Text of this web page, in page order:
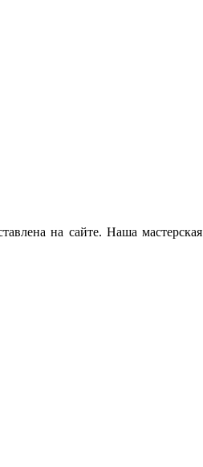
на сайте. Наша мастерская